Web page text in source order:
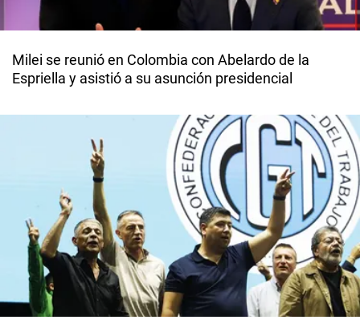
Milei se reunió en Colombia con Abelardo de la
Espriella y asistió a su asunción presidencial